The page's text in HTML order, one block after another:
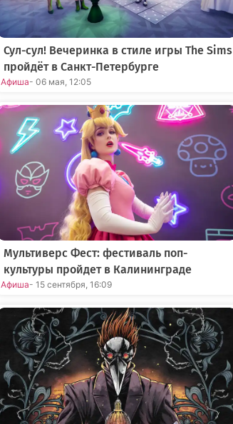
Сул-сул! Вечеринка в стиле игры The Sims
пройдёт в Санкт-Петербурге
Афиша- 06 мая, 12:05
Мультиверс Фест: фестиваль поп-
культуры пройдет в Калининграде
Афиша- 15 сентября, 16:09